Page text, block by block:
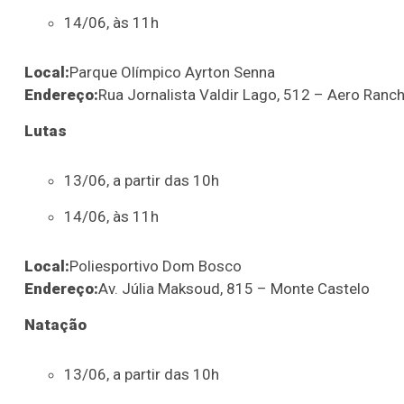
14/06, às 11h
Local:Parque Olímpico Ayrton Senna
Endereço:Rua Jornalista Valdir Lago, 512 – Aero
Lutas
13/06, a partir das 10h
14/06, às 11h
Local:Poliesportivo Dom Bosco
Endereço:Av. Júlia Maksoud, 815 – Monte Castelo
Natação
13/06, a partir das 10h